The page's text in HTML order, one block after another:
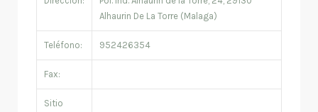
Alhaurin De La Torre (Malaga)
Teléfono: 952426354
Fax:
Sitio